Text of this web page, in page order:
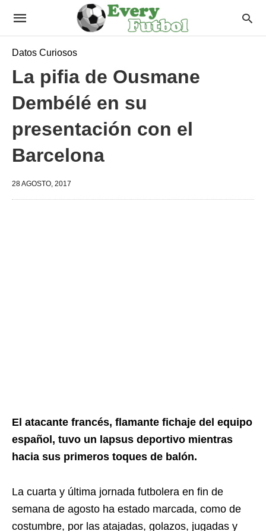
Datos Curiosos
La pifia de Ousmane
Dembélé en su
presentación con el
Barcelona
28 AGOSTO, 2017
El atacante francés, flamante fichaje del equipo
español, tuvo un lapsus deportivo mientras
hacia sus primeros toques de balón.
La cuarta y última jornada futbolera en fin de
semana de agosto ha estado marcada, como de
costumbre, por las atajadas, golazos, jugadas y